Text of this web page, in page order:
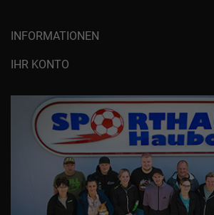
INFORMATIONEN
IHR KONTO